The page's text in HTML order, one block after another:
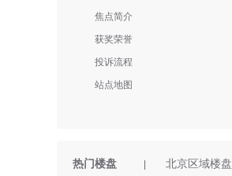
焦点简介
获奖荣誉
投诉流程
站点地图
热门楼盘 北京区域楼盘